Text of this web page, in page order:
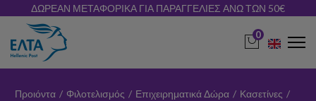
ΔΩΡΕΑΝ ΜΕΤΑΦΟΡΙΚΑ ΓΙΑ ΠΑΡΑΓΓΕΛΙΕΣ ΑΝΩ ΤΩΝ 50€
0
Προιόντα / Φιλοτελισμός / Επιχειρηματικά Δώρα / Κασετίνες /